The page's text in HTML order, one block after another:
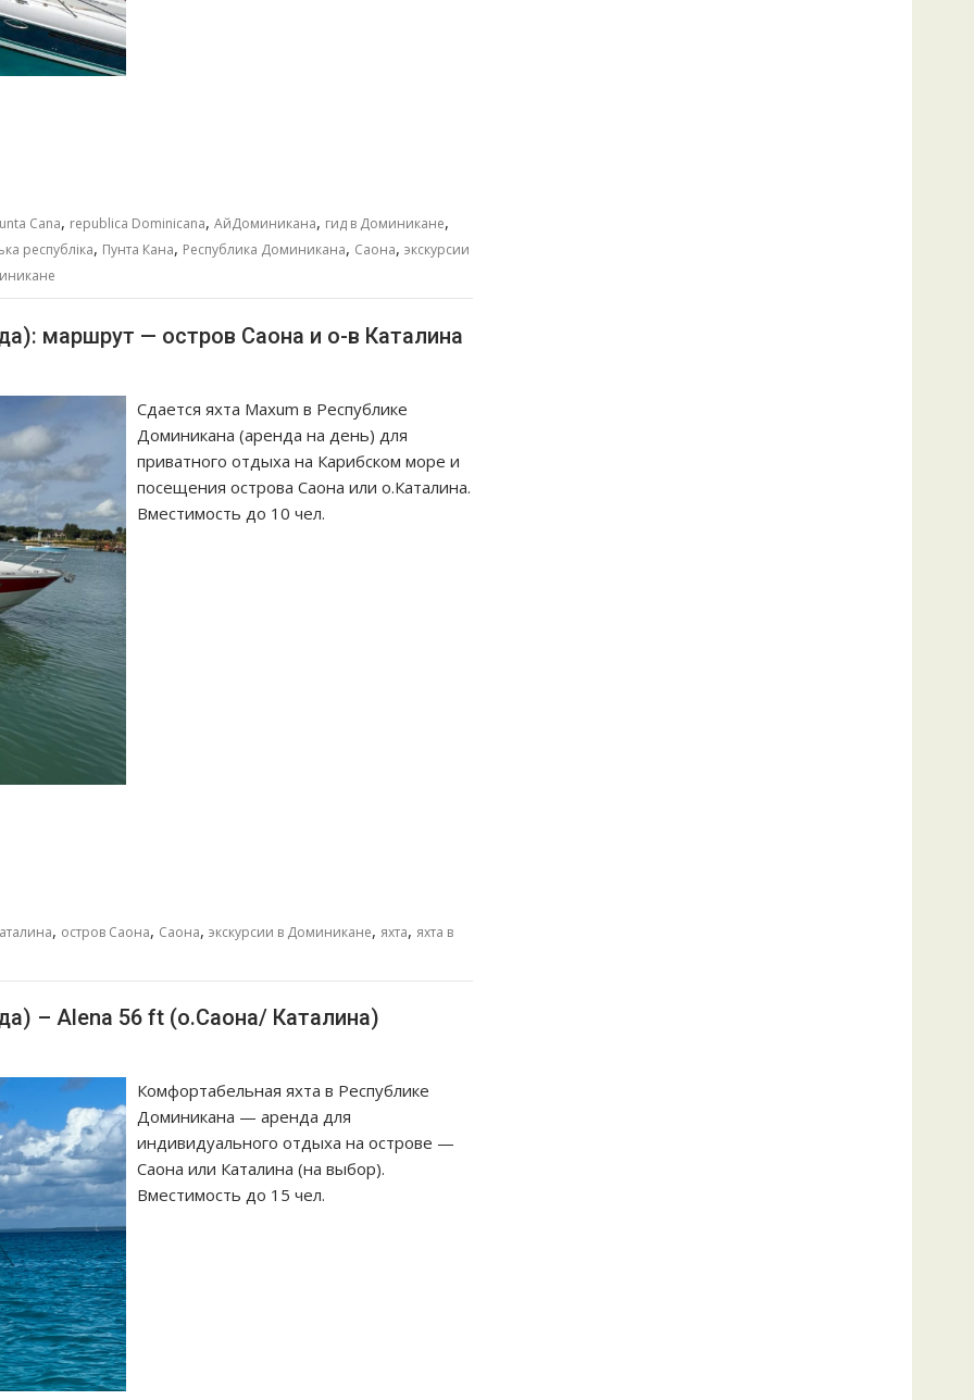
Cana, republica Dominicana, АйДоминикана, гид в Доминикане,
республіка, Пунта Кана, Республика Доминикана, Саона, экскурсии
маршрут — остров Саона и о-в Каталина
Сдается яхта Maxum в Республике
Доминикана (аренда на день) для
приватного отдыха на Карибском море и
посещения острова Саона или о.Каталина.
Вместимость до 10 чел.
, остров Саона, Саона, экскурсии в Доминикане, яхта, яхта в
– Alena 56 ft (о.Саона/ Каталина)
Комфортабельная яхта в Республике
Доминикана — аренда для
индивидуального отдыха на острове —
Саона или Каталина (на выбор).
Вместимость до 15 чел.